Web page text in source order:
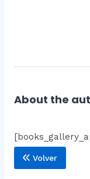
About the
Volver